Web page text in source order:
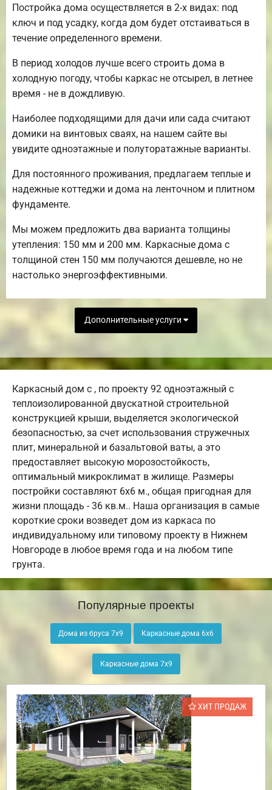
Постройка дома осуществляется в 2-х видах: под
ключ и под усадку, когда дом будет отстаиваться в
течение определенного времени.
В период холодов лучше всего строить дома в
холодную погоду, чтобы каркас не отсырел, в летнее
время - не в дождливую.
Наиболее подходящими для дачи или сада считают
домики на винтовых сваях, на нашем сайте вы
увидите одноэтажные и полуторатажные варианты.
Для постоянного проживания, предлагаем теплые и
надежные коттеджи и дома на ленточном и плитном
фундаменте.
Мы можем предложить два варианта толщины
утепления: 150 мм и 200 мм. Каркасные дома с
толщиной стен 150 мм получаются дешевле, но не
настолько энергоэффективными.
Дополнительные услуги
Каркасный дом с , по проекту 92 одноэтажный с
теплоизолированной двускатной строительной
конструкцией крыши, выделяется экологической
безопасностью, за счет использования стружечных
плит, минеральной и базальтовой ваты, а это
предоставляет высокую морозостойкость,
оптимальный микроклимат в жилище. Размеры
постройки составляют 6х6 м., общая пригодная для
жизни площадь - 36 кв.м.. Наша организация в самые
короткие сроки возведет дом из каркаса по
индивидуальному или типовому проекту в Нижнем
Новгороде в любое время года и на любом типе
грунта.
Популярные проекты
Дома из бруса 7х9 Каркасные дома 6х6
Каркасные дома 7х9
ХИТ ПРОДАЖ